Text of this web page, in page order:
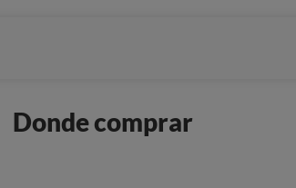
Donde comprar